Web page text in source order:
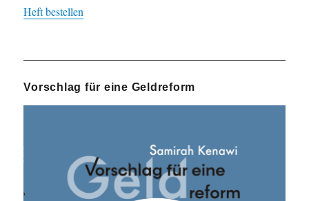
Heft bestellen
Vorschlag für eine Geldreform